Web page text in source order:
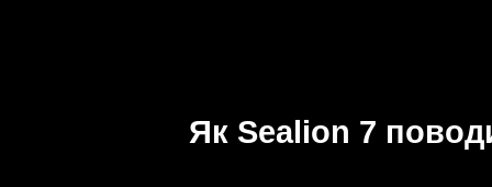
Як Sealion 7